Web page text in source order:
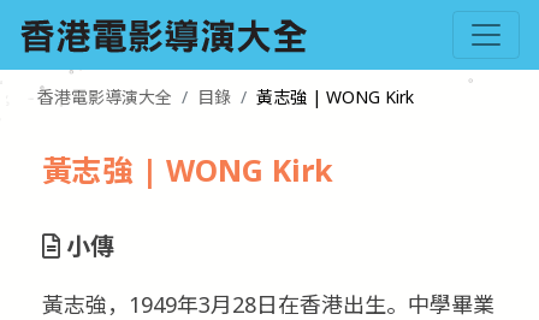
香港電影導演大全 目錄 黃志強 | WONG Kirk
黃志強 | WONG Kirk
小傳
黃志強，1949年3月28日在香港出生。中學畢業